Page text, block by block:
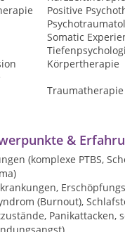
Positive
Somatic
Körpertherapie
Traumatherapie
&
(komplexe PTBS,
(Burnout),
Panikattacken,